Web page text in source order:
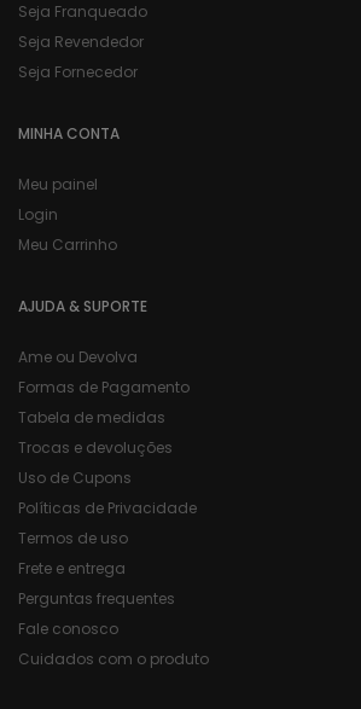
Seja Franqueado
Seja Revendedor
Seja Fornecedor
MINHA CONTA
Meu painel
Login
Meu Carrinho
AJUDA & SUPORTE
Ame ou Devolva
Formas de Pagamento
Tabela de medidas
Trocas e devoluções
Uso de Cupons
Políticas de Privacidade
Termos de uso
Frete e entrega
Perguntas frequentes
Fale conosco
Cuidados com o produto